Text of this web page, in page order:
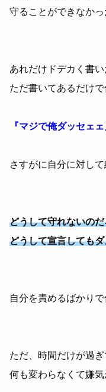
守ることができなかっ
あれだけドデカく書
ただ書いてあるだけで
『マジで俺ダッセェェ
さすがに自分に対して
どうして守れないの
どうして宣言しても
自分を責めるばかりで
ただ、時間だけが過
何も変わらなくて嫌気